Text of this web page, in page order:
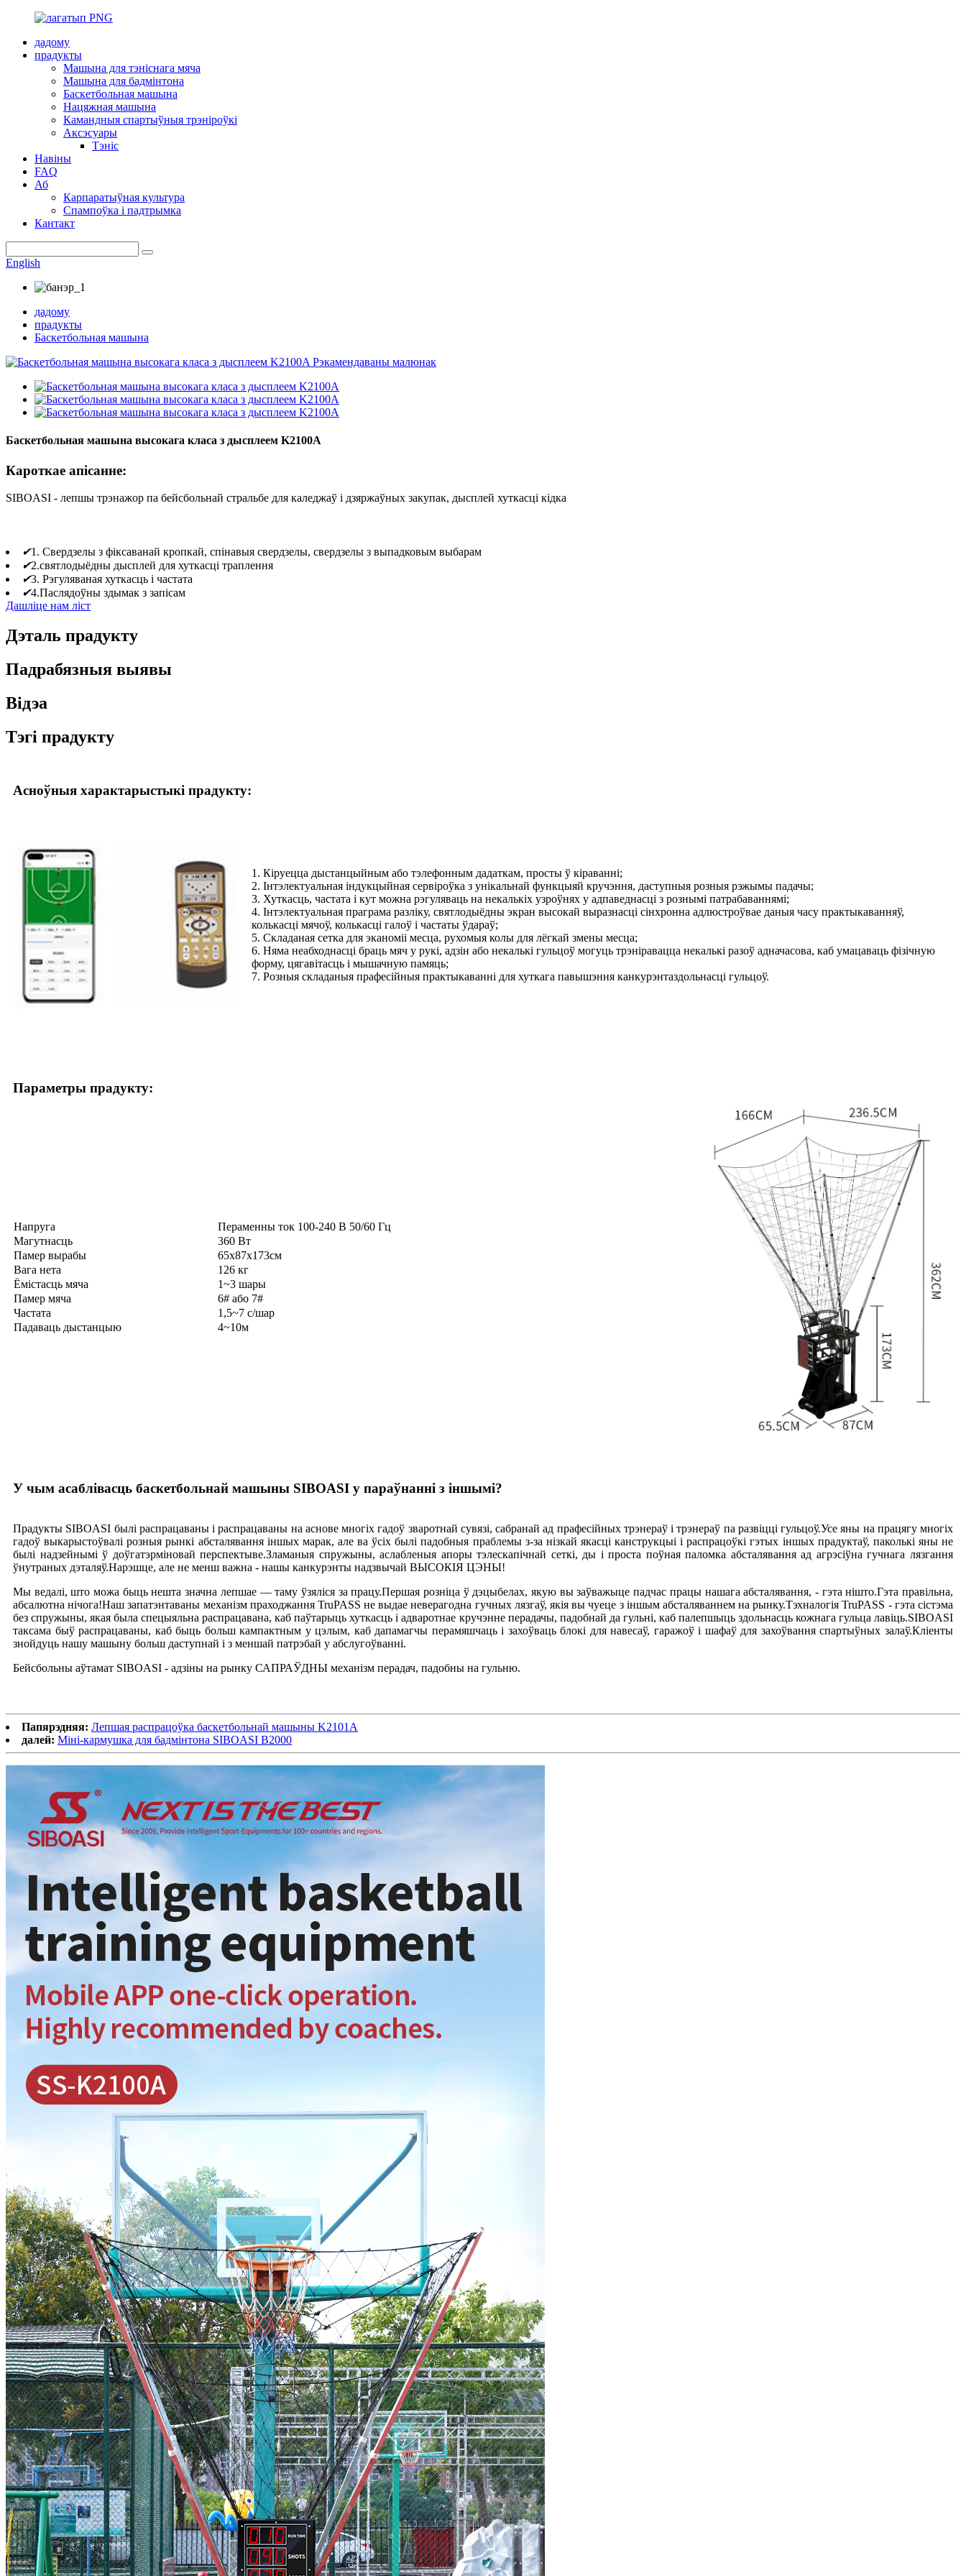
дадому
прадукты
Машына для тэніснага мяча
Машына для бадмінтона
Баскетбольная машына
Нацяжная машына
Камандныя спартыўныя трэніроўкі
Аксэсуары
Тэніс
Навіны
FAQ
Аб
Карпаратыўная культура
Спампоўка і падтрымка
Кантакт
English
дадому
прадукты
Баскетбольная машына
Баскетбольная машына высокага класа з дысплеем K2100A
Кароткае апісанне:
SIBOASI - лепшы трэнажор па бейсбольнай стральбе для каледжаў і дзяржаўных закупак, дысплей хуткасці кідка
✔1. Свердзелы з фіксаванай кропкай, спінавыя свердзелы, свердзелы з выпадковым выбарам
✔2.святлодыёдны дысплей для хуткасці траплення
✔3. Рэгуляваная хуткасць і частата
✔4.Паслядоўны здымак з запісам
Дашліце нам ліст
Дэталь прадукту
Падрабязныя выявы
Відэа
Тэгі прадукту
Асноўныя характарыстыкі прадукту:
1. Кіруецца дыстанцыйным або тэлефонным дадаткам, просты ў кіраванні;
2. Інтэлектуальная індукцыйная сервіроўка з унікальнай функцыяй кручэння, даступныя розныя рэжымы падачы;
3. Хуткасць, частата і кут можна рэгуляваць на некалькіх узроўнях у адпаведнасці з рознымі патрабаваннямі;
4. Інтэлектуальная праграма разліку, святлодыёдны экран высокай выразнасці сінхронна адлюстроўвае даныя часу практыкаванняў,
колькасці мячоў, колькасці галоў і частаты ўдараў;
5. Складаная сетка для эканоміі месца, рухомыя колы для лёгкай змены месца;
6. Няма неабходнасці браць мяч у рукі, адзін або некалькі гульцоў могуць трэніравацца некалькі разоў адначасова, каб умацаваць фізічную
форму, цягавітасць і мышачную памяць;
7. Розныя складаныя прафесійныя практыкаванні для хуткага павышэння канкурэнтаздольнасці гульцоў.
Параметры прадукту:
Напруга
Пераменны ток 100-240 В 50/60 Гц
Магутнасць
360 Вт
Памер вырабы
65x87x173см
Вага нета
126 кг
Ёмістасць мяча
1~3 шары
Памер мяча
6# або 7#
Частата
1,5~7 с/шар
Падаваць дыстанцыю
4~10м
У чым асаблівасць баскетбольнай машыны SIBOASI у параўнанні з іншымі?
Прадукты SIBOASI былі распрацаваны і распрацаваны на аснове многіх гадоў зваротнай сувязі, сабранай ад прафесійных трэнераў і трэнераў па развіцці гульцоў.Усе яны на працягу многіх
гадоў выкарыстоўвалі розныя рынкі абсталявання іншых марак, але ва ўсіх былі падобныя праблемы з-за нізкай якасці канструкцыі і распрацоўкі гэтых іншых прадуктаў, паколькі яны не
былі надзейнымі ў доўгатэрміновай перспектыве.Зламаныя спружыны, аслабленыя апоры тэлескапічнай сеткі, ды і проста поўная паломка абсталявання ад агрэсіўна гучнага лязгання
ўнутраных дэталяў.Нарэшце, але не менш важна - нашы канкурэнты надзвычай ВЫСОКІЯ ЦЭНЫ!
Мы ведалі, што можа быць нешта значна лепшае — таму ўзяліся за працу.Першая розніца ў дэцыбелах, якую вы заўважыце падчас працы нашага абсталявання, - гэта нішто.Гэта правільна,
абсалютна нічога!Наш запатэнтаваны механізм праходжання TruPASS не выдае неверагодна гучных лязгаў, якія вы чуеце з іншым абсталяваннем на рынку.Тэхналогія TruPASS - гэта сістэма
без спружыны, якая была спецыяльна распрацавана, каб паўтарыць хуткасць і адваротнае кручэнне перадачы, падобнай да гульні, каб палепшыць здольнасць кожнага гульца лавіць.SIBOASI
таксама быў распрацаваны, каб быць больш кампактным у цэлым, каб дапамагчы перамяшчаць і захоўваць блокі для навесаў, гаражоў і шафаў для захоўвання спартыўных залаў.Кліенты
знойдуць нашу машыну больш даступнай і з меншай патрэбай у абслугоўванні.
Бейсбольны аўтамат SIBOASI - адзіны на рынку САПРАЎДНЫ механізм перадач, падобны на гульню.
Папярэдняя: Лепшая распрацоўка баскетбольнай машыны K2101A
далей: Міні-кармушка для бадмінтона SIBOASI B2000